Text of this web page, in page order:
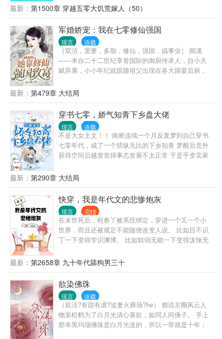
最新： 第1500章 穿越五零大饥荒嫁人（50）
军婚娇宠：我在七零修仙强国
现言 连载
［双洁，宠妻，多胎，修仙，强国，搞事业］ 闻溪
——来自二十二世纪享誉国际的御厨传承人，自小天
赋异禀，小小年纪就跟随祖父出现在各大国宴后厨，
来自平行时空的龙国，正处于历史上特殊的十年，原
本下乡做了知青的她某天收到一封家书，得知全家被
下放，她一个恍惚丢了小命。 二十二世纪的闻溪穿越
到七零年代，意外得到一个红包群系统，看她如何在
这个特殊年代混的风生水起，事业爱情双丰收！
最新： 第479章 大结局
穿书七零，娇气知青下乡盘大佬
现言 连载
不是大女主文！！ 南桥连续一个月反复梦到自己穿书
七零年代，成了一个骄纵无比的下乡知青 梦醒后意外
获得空间后越发觉得事态发展不太正常 于是乎变卖家
鱼 哪知刚到村子便被村里的糙汉子盯上....自此似乎不
管她在哪里都能在周围看到他的身影
最新： 第290章 大结局
快穿，我是年代文的悲惨炮灰
现言 完结
在末世死后，程春丫被系统绑定，穿进一个又一个小
世界，而且还被规定不能随便改变人设。 比如目不识
丁一下变得学识渊博。 比如软弱无能一下变得泼辣无
次穿的人物都有点惨。 什么渣男，什么极品家人，那
可真是要什么有什么。 没有更渣更极品的，只有最渣
最极品的。 唉！幸亏她有隐身异能，不然还真难搞。
七十年代悲惨人物 六年代不甘人物 五十年代悲剧人物
七十年代女知青 精神出轨的丈夫 六十年代的养女 冷
暴力丈夫 知青丈夫 上门女婿 愚孝男 恶婆婆 圣母病女
儿 七十年代冤大种 青梅抵不过天降
最新： 第2658章 九十年代舔狗男三十
欲染佛珠
现言 连载
（双洁?有甜有虐?追妻火葬场?he） 都说京圈风云人
物裴松鹤为了白月光清心寡欲，如同人间佛子。 手上
那串黑玛瑙佛珠是白月光送的，所以一带就是十年；